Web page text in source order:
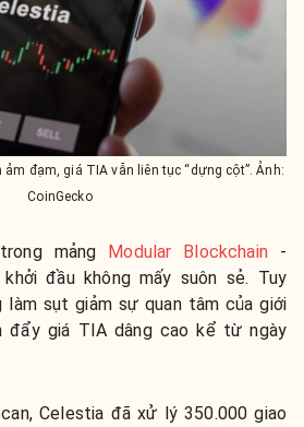
đạm, giá TIA vẫn liên tục “dựng cột”. Ảnh:
CoinGecko
mảng Modular Blockchain-
đầu không mấy suôn sẻ. Tuy
làm sụt giảm sự quan tâm của giới
đẩy giá TIA dâng cao kể từ ngày
Celestia đã xử lý 350.000 giao